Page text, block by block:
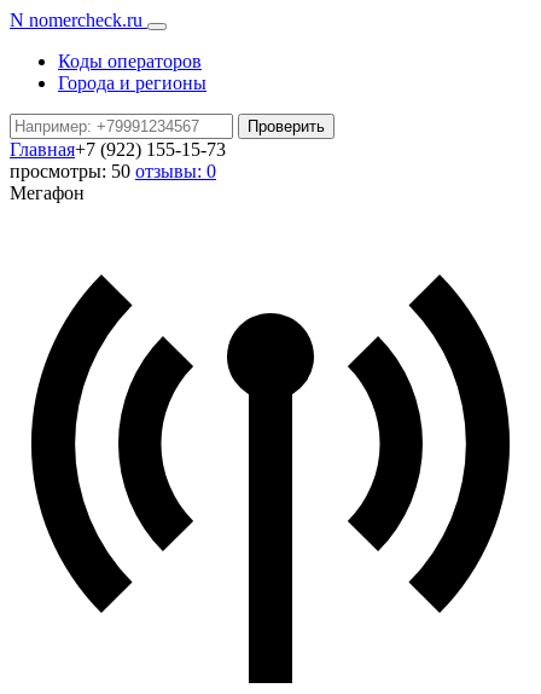
N nomercheck.ru
Коды операторов
Города и регионы
Проверить
Главная+7 (922) 155-15-73
просмотры: 50 отзывы: 0
Мегафон